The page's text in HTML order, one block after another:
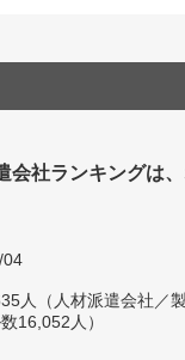
会社ランキングは
04
人（人材派遣会社／
16,052人）